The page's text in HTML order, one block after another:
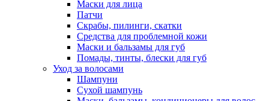
Маски для лица
Патчи
Скрабы, пилинги, скатки
Средства для проблемной кожи
Маски и бальзамы для губ
Помады, тинты, блески для губ
Уход за волосами
Шампуни
Сухой шампунь